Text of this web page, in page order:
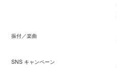
振付／楽曲
SNS キャンペーン